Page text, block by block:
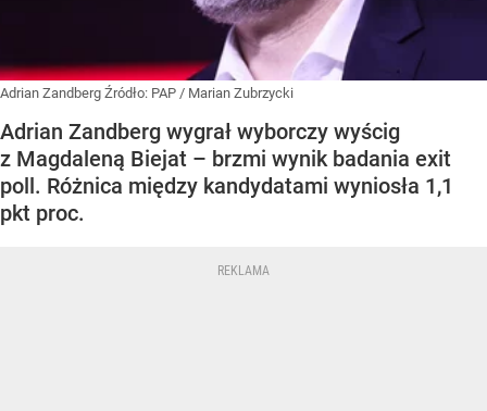
Adrian Zandberg Źródło: PAP / Marian Zubrzycki
Adrian Zandberg wygrał wyborczy wyścig
z Magdaleną Biejat – brzmi wynik badania exit
poll. Różnica między kandydatami wyniosła 1,1
pkt proc.